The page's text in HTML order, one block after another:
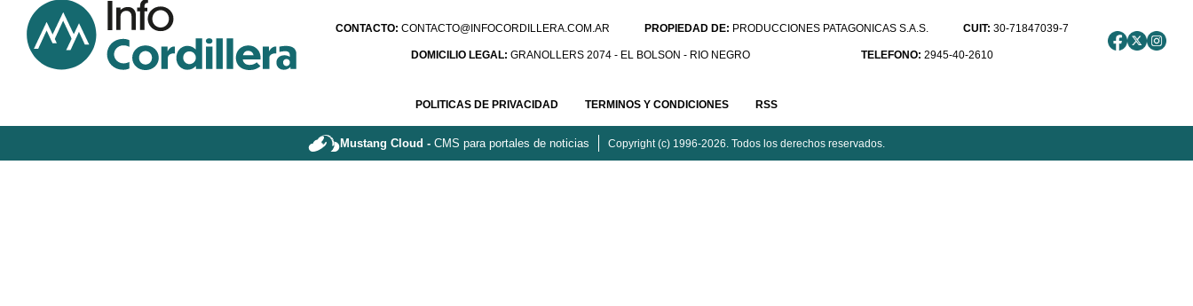
CONTACTO: CONTACTO@INFOCORDILLERA.COM.AR PROPIEDAD DE: PRODUCCIONES PATAGONICAS S.A.S. CUIT: 30-71847039-7
DOMICILIO LEGAL:GRANOLLERS 2074 - EL BOLSON - RIO NEGRO TELEFONO: 2945-40-2610
POLITICAS DE PRIVACIDAD TERMINOS Y CONDICIONES RSS
Mustang Cloud - CMS para portales de noticias Copyright (c) 1996-2026. Todos los derechos reservados.